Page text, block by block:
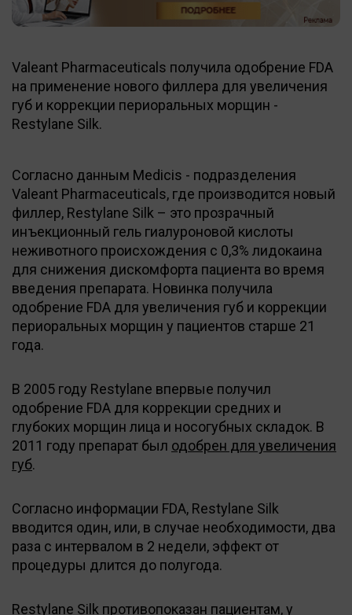
Valeant Pharmaceuticals получила одобрение FDA
на применение нового филлера для увеличения
губ и коррекции периоральных морщин -
Restylane Silk.
Согласно данным Medicis - подразделения
Valeant Pharmaceuticals, где производится новый
филлер, Restylane Silk – это прозрачный
инъекционный гель гиалуроновой кислоты
неживотного происхождения с 0,3% лидокаина
для снижения дискомфорта пациента во время
введения препарата. Новинка получила
одобрение FDA для увеличения губ и коррекции
периоральных морщин у пациентов старше 21
года.
В 2005 году Restylane впервые получил
одобрение FDA для коррекции средних и
глубоких морщин лица и носогубных складок. В
2011 году препарат был одобрен для увеличения
губ.
Согласно информации FDA, Restylane Silk
вводится один, или, в случае необходимости, два
раза с интервалом в 2 недели, эффект от
процедуры длится до полугода.
Restylane Silk противопоказан пациентам, у